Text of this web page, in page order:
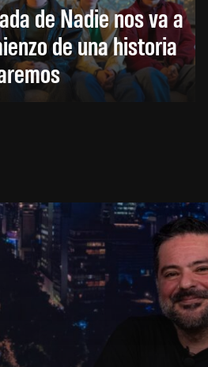
de Nadie nos va a
de una historia